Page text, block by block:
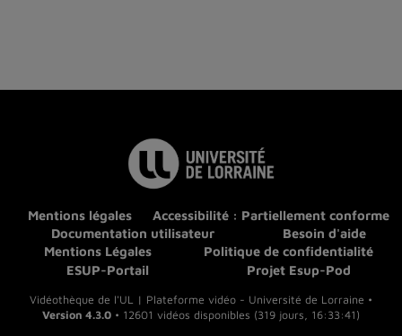
Mentions légales
Accessibilité : Partiellement conforme
Documentation utilisateur
Besoin d'aide
Mentions Légales
Politique de confidentialité
ESUP-Portail
Projet Esup-Pod
Vidéothèque de l'UL | Plateforme vidéo - Université de Lorraine •
Version 4.3.0 • 12601 vidéos disponibles (319 jours, 16:33:41)